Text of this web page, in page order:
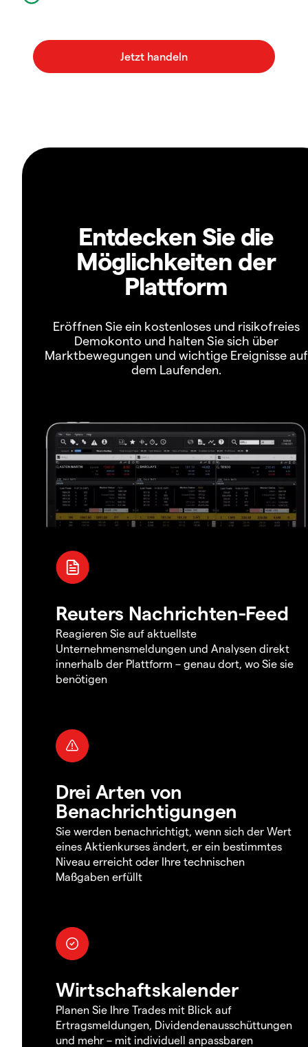
Entdecken Sie die
Möglichkeiten der
Plattform
Eröffnen Sie ein kostenloses und risikofreies
Demokonto und halten Sie sich über
Marktbewegungen und wichtige Ereignisse auf
dem Laufenden.
Reuters Nachrichten-Feed
Reagieren Sie auf aktuellste
Unternehmensmeldungen und Analysen direkt
innerhalb der Plattform – genau dort, wo Sie sie
benötigen
Drei Arten von
Benachrichtigungen
Sie werden benachrichtigt, wenn sich der Wert
eines Aktienkurses ändert, er ein bestimmtes
Niveau erreicht oder Ihre technischen
Maßgaben erfüllt
Wirtschaftskalender
Planen Sie Ihre Trades mit Blick auf
Ertragsmeldungen, Dividendenausschüttungen
und mehr – mit individuell anpassbaren